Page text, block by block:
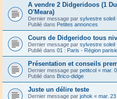
A vendre 2 Didgeridoos (1
O'Meara)
Dernier message par sylvestre soleil
Publié dans Petites annonces
Cours de Didgeridoo tous
Dernier message par sylvestre soleil
Publié dans 01 : Paris - Région
Présentation et conseils
Dernier message par petitcol « mar.
Publié dans Brico-didge
Juste un délire teste
Dernier message par johok « mar.